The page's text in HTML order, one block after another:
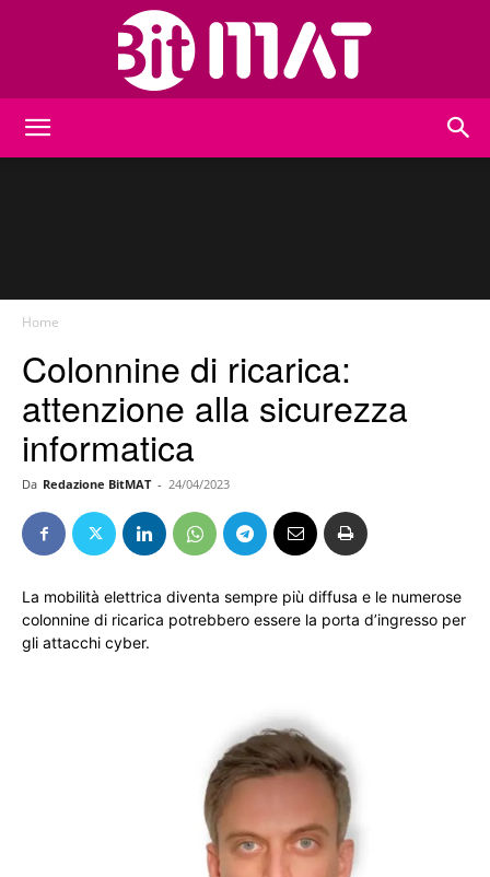
Home
Colonnine di ricarica:
attenzione alla sicurezza
informatica
Da Redazione BitMAT - 24/04/2023
La mobilità elettrica diventa sempre più diffusa e le numerose
colonnine di ricarica potrebbero essere la porta d’ingresso per
gli attacchi cyber.